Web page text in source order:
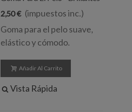
2,50 € (impuestos inc.)
Goma para el pelo suave,
elástico y cómodo.
Añadir Al Carrito
Vista Rápida